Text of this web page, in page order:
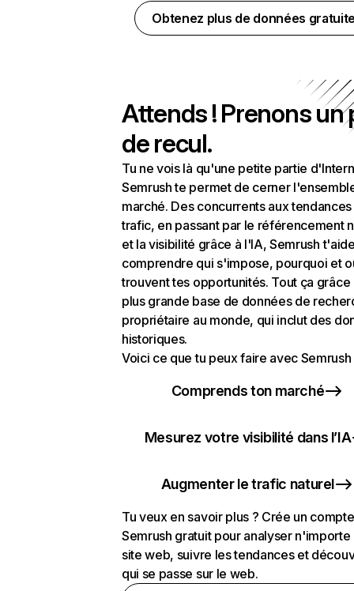
Obtenez plus de données
Attends ! Prenons un
de recul.
Tu ne vois là qu'une petite partie
Semrush te permet de cerner
marché. Des concurrents aux
trafic, en passant par le référencement
et la visibilité grâce à l'IA, Semrush
comprendre qui s'impose, pourquoi et
trouvent tes opportunités. Tout ça grâce
plus grande base de données de
propriétaire au monde, qui inclut des
historiques.
Voici ce que tu peux faire avec Semrush
Comprends ton marché
Mesurez votre visibilité dans l’IA
Augmenter le trafic naturel
Tu veux en savoir plus ? Crée un compte
Semrush gratuit pour analyser n'importe
site web, suivre les tendances et
qui se passe sur le web.